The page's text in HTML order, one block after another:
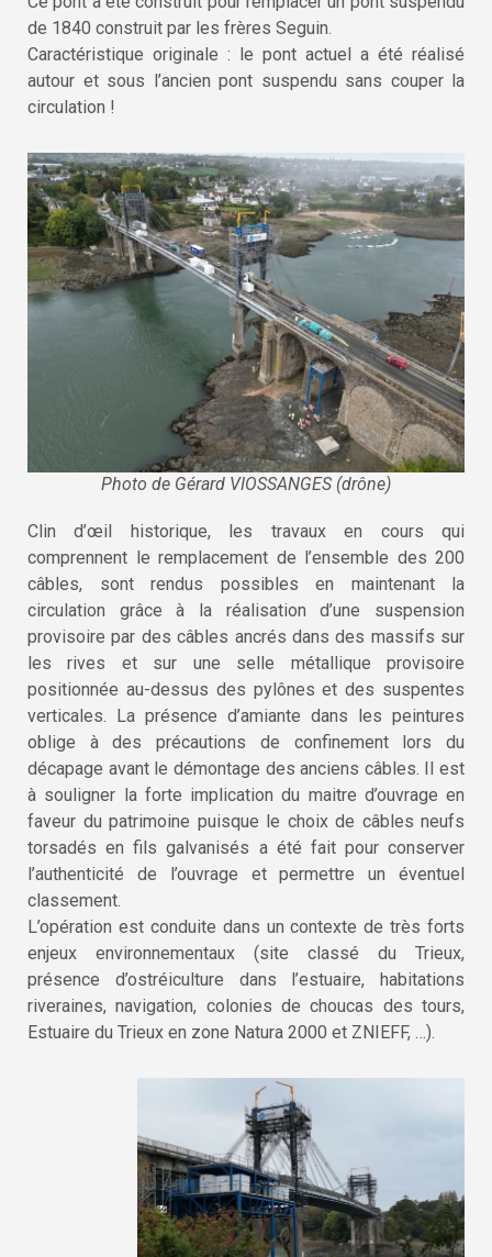
de 1840 construit par les frères Seguin.
Caractéristique originale : le pont actuel a été réalisé
autour et sous l’ancien pont suspendu sans couper la
circulation !
Photo de Gérard VIOSSANGES (drône)
Clin d’œil historique, les travaux en cours qui
comprennent le remplacement de l’ensemble des 200
câbles, sont rendus possibles en maintenant la
circulation grâce à la réalisation d’une suspension
provisoire par des câbles ancrés dans des massifs sur
les rives et sur une selle métallique provisoire
positionnée au-dessus des pylônes et des suspentes
verticales. La présence d’amiante dans les peintures
oblige à des précautions de confinement lors du
décapage avant le démontage des anciens câbles. Il est
à souligner la forte implication du maitre d’ouvrage en
faveur du patrimoine puisque le choix de câbles neufs
torsadés en fils galvanisés a été fait pour conserver
l’authenticité de l’ouvrage et permettre un éventuel
classement.
L’opération est conduite dans un contexte de très forts
enjeux environnementaux (site classé du Trieux,
présence d’ostréiculture dans l’estuaire, habitations
riveraines, navigation, colonies de choucas des tours,
Estuaire du Trieux en zone Natura 2000 et ZNIEFF, …).